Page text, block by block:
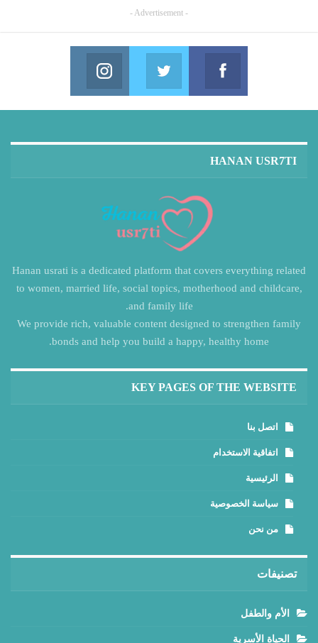
- Advertisement -
Facebook
Join us on Facebook
Twitter
Join us on Twitter
HANAN USR7TI
Hanan usrati is a dedicated platform that covers everything related
to women, married life, social topics, motherhood and childcare,
and family life.
We provide rich, valuable content designed to strengthen family
bonds and help you build a happy, healthy home.
KEY PAGES OF THE WEBSITE
اتصل بنا
اتفاقية الاستخدام
الرئيسية
سياسة الخصوصية
من نحن
تصنيفات
الأم والطفل
الحياة الأسرية